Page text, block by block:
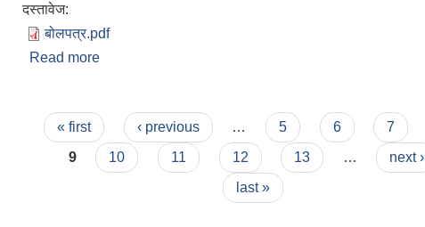
दस्तावेज:
बोलपत्र.pdf
Read more
Pages
« first ‹ previous … 5 6 7
9
10 11 12 13 …
next ›
last »